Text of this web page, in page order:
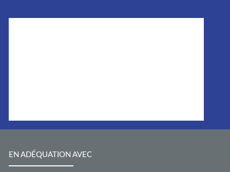
EN ADÉQUATION AVEC